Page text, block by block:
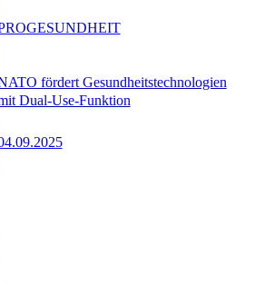
fördert Gesundheitstechnologien
Dual-Use-Funktion
GESUNDHEIT